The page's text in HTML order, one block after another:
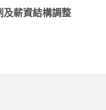
及薪資結構調整